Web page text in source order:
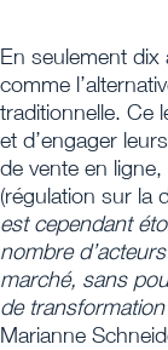
En seulement dix
comme
traditionnelle. Ce
et d’engager
de vente en
(régulation sur la
est cependant
nombre
marché, sans
de transformation
Marianne